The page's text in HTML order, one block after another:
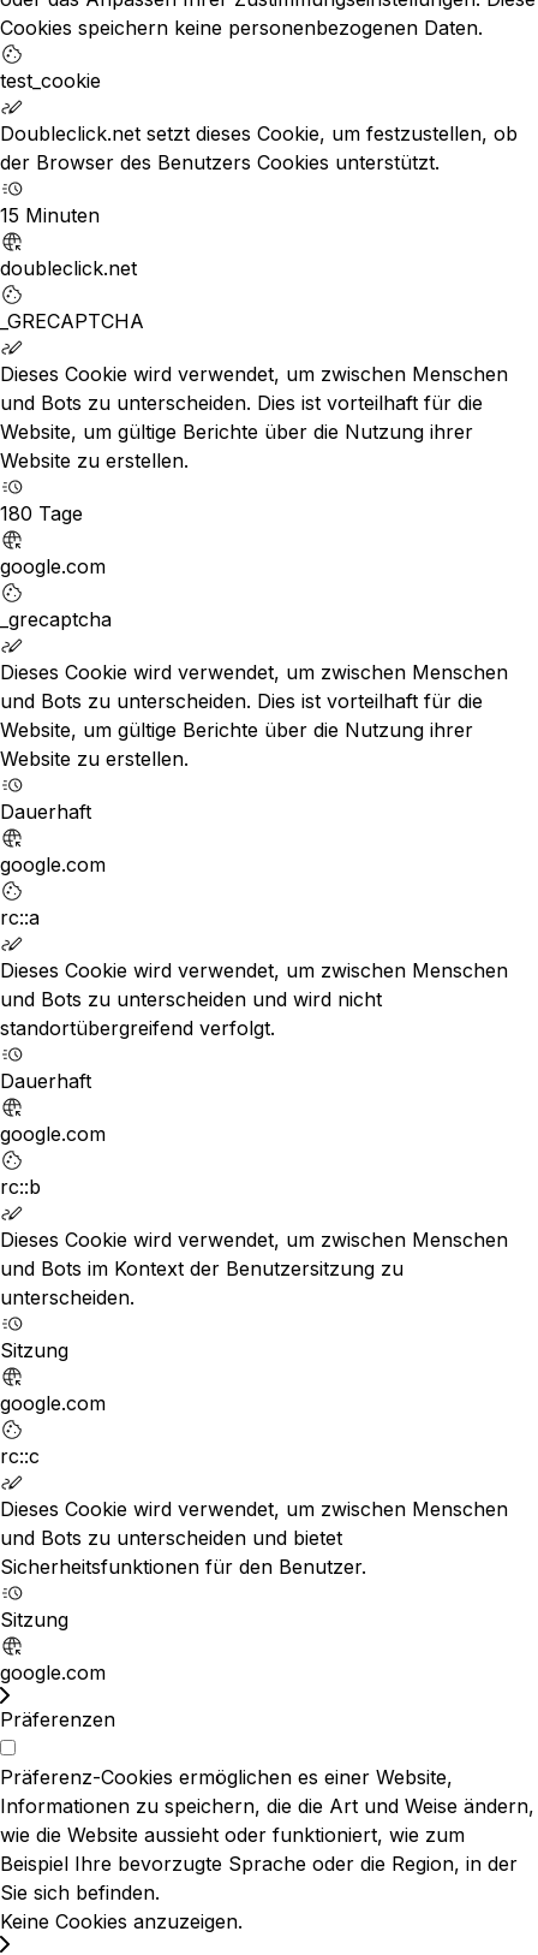
Cookies speichern keine personenbezogenen Daten.
test_cookie
Doubleclick.net setzt dieses Cookie, um festzustellen, ob
der Browser des Benutzers Cookies unterstützt.
15 Minuten
doubleclick.net
_GRECAPTCHA
Dieses Cookie wird verwendet, um zwischen Menschen
und Bots zu unterscheiden. Dies ist vorteilhaft für die
Website, um gültige Berichte über die Nutzung ihrer
Website zu erstellen.
180 Tage
google.com
_grecaptcha
Dieses Cookie wird verwendet, um zwischen Menschen
und Bots zu unterscheiden. Dies ist vorteilhaft für die
Website, um gültige Berichte über die Nutzung ihrer
Website zu erstellen.
Dauerhaft
google.com
rc::a
Dieses Cookie wird verwendet, um zwischen Menschen
und Bots zu unterscheiden und wird nicht
standortübergreifend verfolgt.
Dauerhaft
google.com
rc::b
Dieses Cookie wird verwendet, um zwischen Menschen
und Bots im Kontext der Benutzersitzung zu
unterscheiden.
Sitzung
google.com
rc::c
Dieses Cookie wird verwendet, um zwischen Menschen
und Bots zu unterscheiden und bietet
Sicherheitsfunktionen für den Benutzer.
Sitzung
google.com
Präferenzen
Präferenz-Cookies ermöglichen es einer Website,
Informationen zu speichern, die die Art und Weise ändern,
wie die Website aussieht oder funktioniert, wie zum
Beispiel Ihre bevorzugte Sprache oder die Region, in der
Sie sich befinden.
Keine Cookies anzuzeigen.